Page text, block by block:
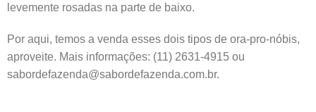
levemente rosadas na parte de baixo.
Por aqui, temos a venda esses dois tipos de ora-pro-nóbis,
aproveite. Mais informações: (11) 2631-4915 ou
sabordefazenda@sabordefazenda.com.br.